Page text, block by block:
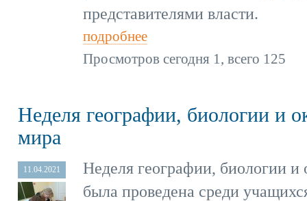
представителями власти.
подробнее
Просмотров сегодня 1, всего 125
Неделя географии, биологии и
мира
11.04.2021
Неделя географии, биологии
была проведена среди